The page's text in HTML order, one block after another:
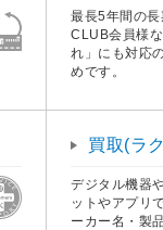
最長5年間の
CLUB会員様
れ」にも対応
めです。
買取(ラ
デジタル機器
ットやアプリ
ーカー名・製